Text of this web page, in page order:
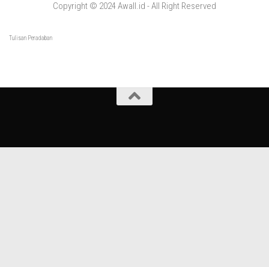
Copyright © 2024 Awall.id - All Right Reserved
Tulisan Peradaban